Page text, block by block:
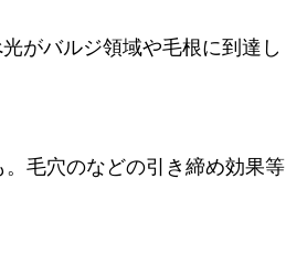
がバルジ領域や毛根に到達し
毛穴のなどの引き締め効果等